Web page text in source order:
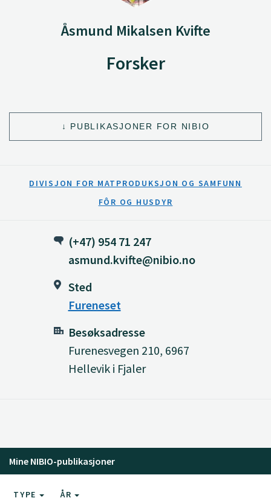
Åsmund Mikalsen Kvifte
Forsker
PUBLIKASJONER FOR NIBIO
DIVISJON FOR MATPRODUKSJON OG SAMFUNN
FÔR OG HUSDYR
(+47) 954 71 247
asmund.kvifte@nibio.no
Sted
Fureneset
Besøksadresse
Furenesvegen 210, 6967
Hellevik i Fjaler
Mine NIBIO-publikasjoner
TYPE ÅR